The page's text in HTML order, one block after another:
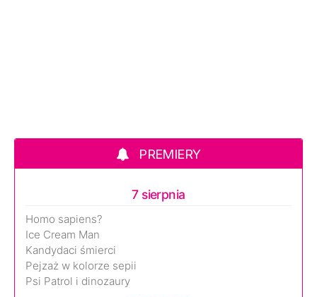
PREMIERY
7 sierpnia
Homo sapiens?
Ice Cream Man
Kandydaci śmierci
Pejzaż w kolorze sepii
Psi Patrol i dinozaury